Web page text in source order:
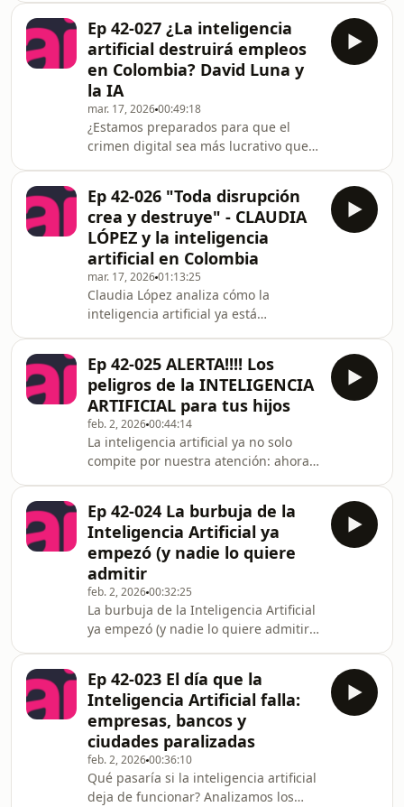
Germán Lyon, enólogo jefe de Viñedos
Pérez Cruz, sobre cómo están
utilizando drones y visión por
computador para revolucionar una
industria de miles de añosDescubre
una herramienta avanzada para la
predicción en la agricultura. Esta
tecnología nos permite obtener
informa
Ep 42-027 ¿La inteligencia
artificial destruirá empleos
en Colombia? David Luna y
la IA
mar. 17, 202600:49:18
¿Estamos preparados para que el
crimen digital sea más lucrativo que
Artificial transformará a Colombia en
2026.En este episodio, analizamos las
Propuestas de David Luna sobre
tecnología y el impacto real de la IA vs
Empleos en Colombia. No es solo una
charla técnica; es una hoja de ruta
para sobrevivir a la destrucción de 90
mi
Ep 42-026 "Toda disrupción
crea y destruye" - CLAUDIA
LÓPEZ y la inteligencia
artificial en Colombia
mar. 17, 202601:13:25
Claudia López analiza cómo la
inteligencia artificial ya está
para la IA y sus riesgos reales?La
inteligencia artificial no es el futuro,
es el presente, y está cambiando el
empleo, el Estado y la democracia
más rápido de lo que Colombia está
preparada para asimilar.En este
episodio de AI Para Todos,
conversamos con Claudia Lóp
Ep 42-025 ALERTA!!!! Los
peligros de la INTELIGENCIA
ARTIFICIAL para tus hijos
feb. 2, 202600:44:14
La inteligencia artificial ya no solo
compite por nuestra atención: ahora
analizamos en profundidad los
riesgos reales de la inteligencia
artificial en niños y adolescentes,
incluyendo el apego emocional a
chatbots, la desinformación, las
alucinaciones de la IA, la falta de
supervisión adulta y el impacto que
esto puede tener en la e
Ep 42-024 La burbuja de la
Inteligencia Artificial ya
empezó (y nadie lo quiere
admitir
feb. 2, 202600:32:25
La burbuja de la Inteligencia Artificial
ya empezó (y nadie lo quiere admitir).
las puntocom?Inversiones millonarias,
Nvidia, data centers, energía y el
riesgo real para la economía mundial
y América Latina.La inteligencia
artificial está recibiendo inversiones
sin precedentes.Pero… ¿realmente es
sostenible?En este episodi
Ep 42-023 El día que la
Inteligencia Artificial falla:
empresas, bancos y
ciudades paralizadas
feb. 2, 202600:36:10
Qué pasaría si la inteligencia artificial
deja de funcionar? Analizamos los